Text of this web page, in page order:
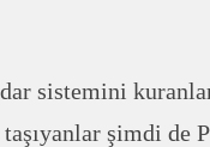
sistemini
şimdi de